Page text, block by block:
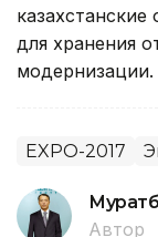
для хранения
модернизации.
EXPO-2017
Автор